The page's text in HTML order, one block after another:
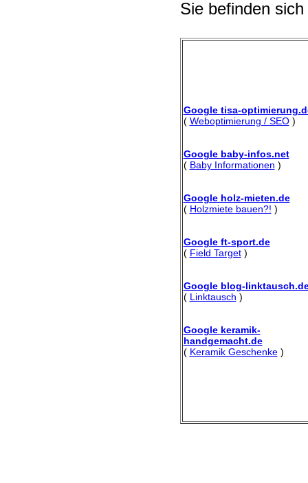
Sie befinden
Google tisa-
( Weboptimierung / SEO)
Google baby-infos.net
( Baby Informationen )
Google holz-mieten.de
( Holzmiete bauen?! )
Google ft-sport.de
( Field Target)
Google blog-
( Linktausch )
Google keramik-
handgemacht.de
( Keramik Geschenke)